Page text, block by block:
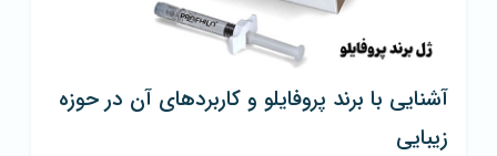
آشنایی با برند پروفایلو و کاربردهای آن در حوزه
زیبایی